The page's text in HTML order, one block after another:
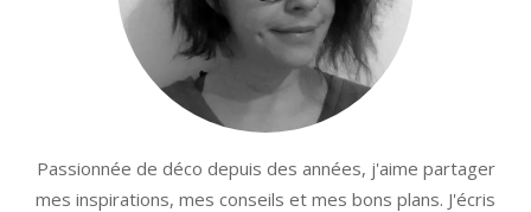
Passionnée de déco depuis des années, j'aime partager
mes inspirations, mes conseils et mes bons plans. J'écris